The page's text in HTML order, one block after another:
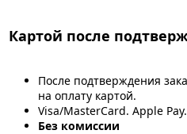
Картой после
После подтверждения
на оплату картой.
Visa/MasterCard. Apple
Без комиссии